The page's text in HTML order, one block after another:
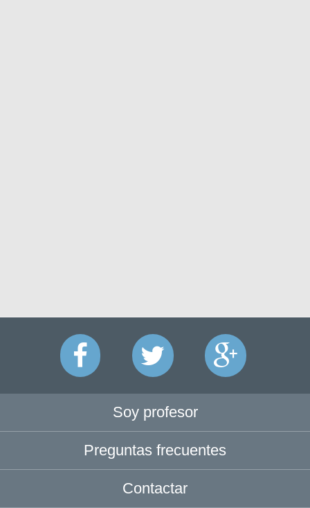
Soy profesor
Preguntas frecuentes
Contactar